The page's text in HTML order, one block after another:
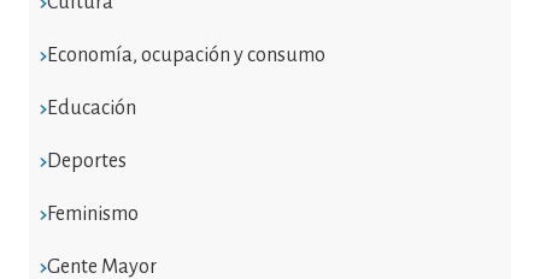
Economía, ocupación y consumo
Educación
Deportes
Feminismo
Gente Mayor